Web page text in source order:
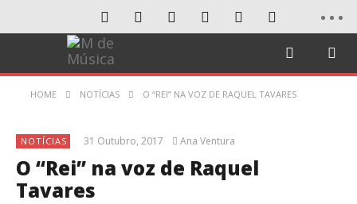
HOME NOTÍCIAS O “REI” NA VOZ DE RAQUEL TAVARES
NOTÍCIAS 31 Outubro, 2017 Ana Ventura
O “Rei” na voz de Raquel
Tavares